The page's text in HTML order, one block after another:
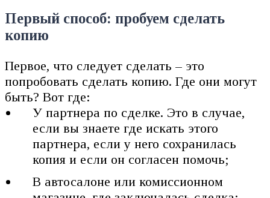
Первый способ: пробуем сделать
копию
Первое, что следует сделать – это
попробовать сделать копию. Где они могут
быть? Вот где:
У партнера по сделке. Это в случае,
если вы знаете где искать этого
партнера, если у него сохранилась
копия и если он согласен помочь;
В автосалоне или комиссионном